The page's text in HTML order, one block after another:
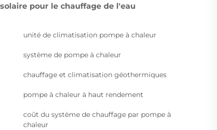
solaire pour le chauffage de l'eau
unité de climatisation pompe à chaleur
système de pompe à chaleur
chauffage et climatisation géothermiques
pompe à chaleur à haut rendement
coût du système de chauffage par pompe à
chaleur